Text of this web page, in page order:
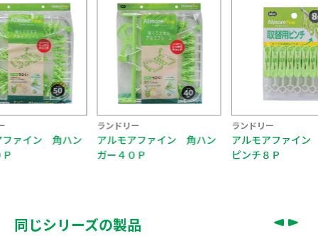
ファイン 角ハン
ランドリー
アルモアファイン 取替用
ピンチ８Ｐ
ランドリー
アルモアファイ
ガー２０Ｐ
同じシリーズの製品